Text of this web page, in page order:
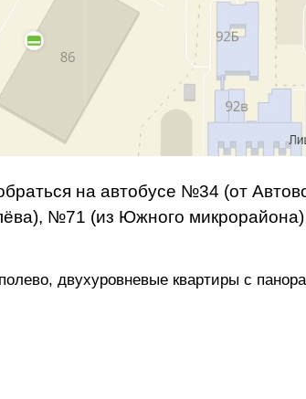
на автобусе №34 (от
№71 (из Южного
двухуровневые квартиры с